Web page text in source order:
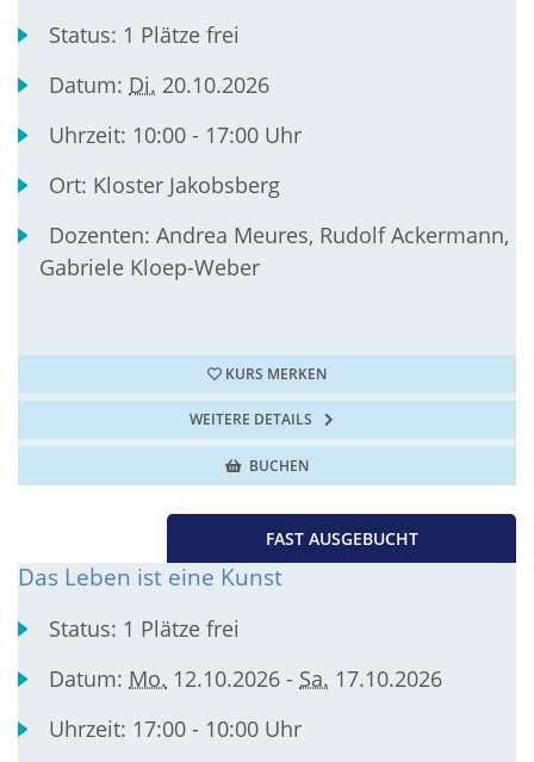
Status: 1 Plätze frei
Datum: Di. 20.10.2026
Uhrzeit: 10:00 - 17:00 Uhr
Ort: Kloster Jakobsberg
Dozenten:Andrea Meures, Rudolf Ackermann,
Gabriele Kloep-Weber
KURS MERKEN
WEITERE DETAILS
BUCHEN
FAST AUSGEBUCHT
Das Leben ist eine Kunst
Status: 1 Plätze frei
Datum: Mo. 12.10.2026 - Sa. 17.10.2026
Uhrzeit: 17:00 - 10:00 Uhr